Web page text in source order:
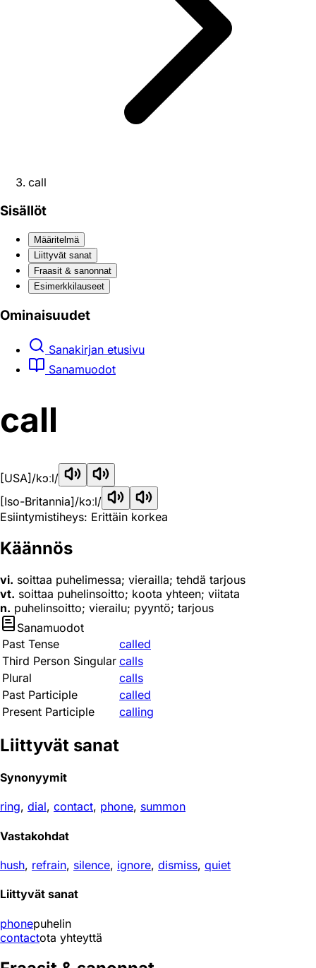
call
Sisällöt
Määritelmä
Liittyvät sanat
Fraasit & sanonnat
Esimerkkilauseet
Ominaisuudet
Sanakirjan etusivu
Sanamuodot
call
[USA] /kɔːl/
[Iso-Britannia]/kɔːl/
Esiintymistiheys: Erittäin korkea
Käännös
vi. soittaa puhelimessa; vierailla; tehdä tarjous
vt. soittaa puhelinsoitto; koota yhteen; viitata
n. puhelinsoitto; vierailu; pyyntö; tarjous
Sanamuodot
Past Tense
called
Third Person Singular calls
Plural
calls
Past Participle
called
Present Participle
calling
Liittyvät sanat
Synonyymit
ring, dial, contact, phone, summon
Vastakohdat
hush, refrain, silence, ignore, dismiss, quiet
Liittyvät sanat
phonepuhelin
contactota yhteyttä